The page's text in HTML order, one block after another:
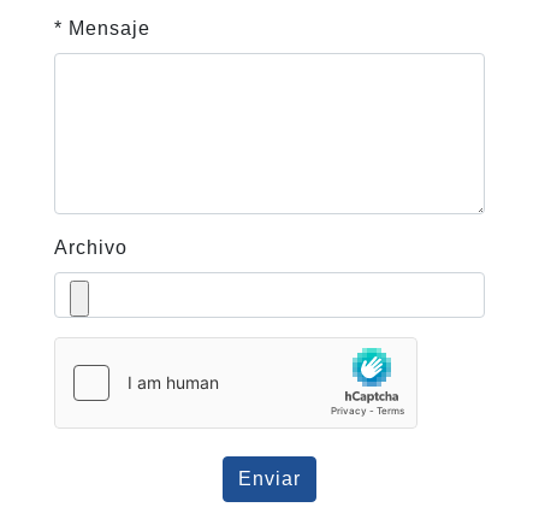
* Mensaje
Archivo
Enviar